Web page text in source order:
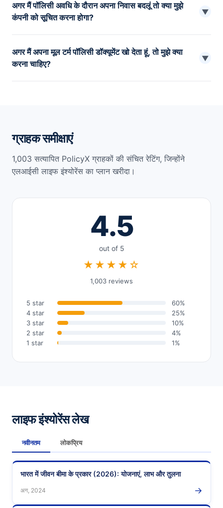
प्राप्त करने के लिए उत्तरदायी होते हैं। योजना के आधार पर छूट की राशि
अलग-अलग हो सकती है।
अगर मैं पॉलिसी अवधि के दौरान अपना निवास बदलूं तो क्या मुझे
कंपनी को सूचित करना होगा?
▼
अगर मैं अपना मूल टर्म पॉलिसी डॉक्यूमेंट खो देता हूं, तो मुझे क्या
करना चाहिए?
▼
ग्राहक समीक्षाएं
1,003 सत्यापित PolicyX ग्राहकों की संचित रेटिंग, जिन्होंने
एलआईसी लाइफ इंश्योरेंस का प्लान खरीदा।
4.5
out of 5
★★★★☆
1,003 reviews
5 star
60%
4 star
25%
3 star
10%
2 star
4%
1 star
1%
लाइफ इंश्योरेंस लेख
नवीनतम लोकप्रिय
भारत में जीवन बीमा के प्रकार (2026): योजनाएं, लाभ और तुलना
अग, 2024 →